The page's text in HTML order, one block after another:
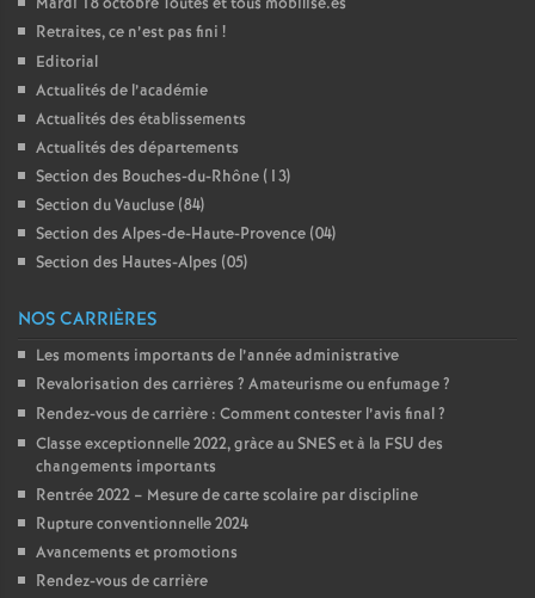
Retraites, ce n’est pas fini !
Editorial
Actualités de l’académie
Actualités des établissements
Actualités des départements
Section des Bouches-du-Rhône (13)
Section du Vaucluse (84)
Section des Alpes-de-Haute-Provence (04)
Section des Hautes-Alpes (05)
NOS CARRIÈRES
Les moments importants de l’année administrative
Revalorisation des carrières ? Amateurisme ou enfumage?
Rendez-vous de carrière : Comment contester l’avis final?
Classe exceptionnelle 2022, gràce au SNES et à la FSU des
changements importants
Rentrée 2022 – Mesure de carte scolaire par discipline
Rupture conventionnelle 2024
Avancements et promotions
Rendez-vous de carrière